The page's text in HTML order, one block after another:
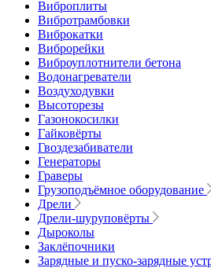
Виброплиты
Вибротрамбовки
Виброкатки
Виброрейки
Виброуплотнители бетона
Водонагреватели
Воздуходувки
Высоторезы
Газонокосилки
Гайковёрты
Гвоздезабиватели
Генераторы
Граверы
Грузоподъёмное оборудование
Дрели
Дрели-шуруповёрты
Дыроколы
Заклёпочники
Зарядные и пуско-зарядные